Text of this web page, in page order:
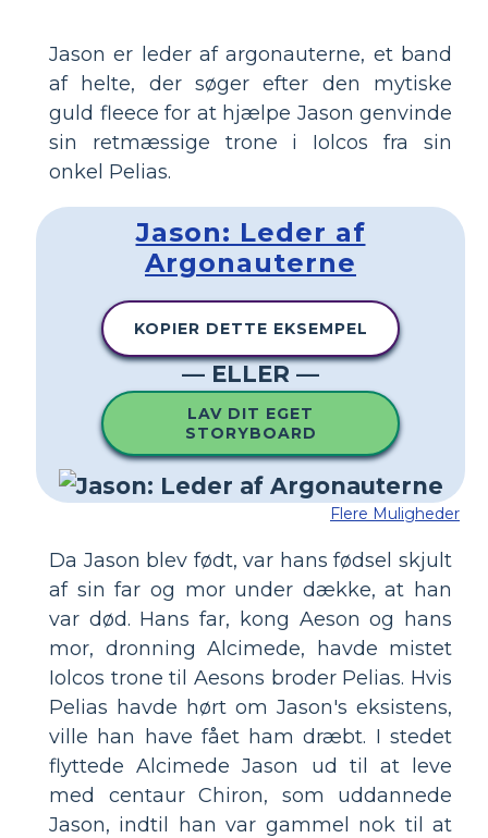
Jason er leder af argonauterne, et band
af helte, der søger efter den mytiske
guld fleece for at hjælpe Jason genvinde
sin retmæssige trone i Iolcos fra sin
onkel Pelias.
Jason: Leder af
Argonauterne
KOPIER DETTE EKSEMPEL
— ELLER —
LAV DIT EGET
STORYBOARD
Flere Muligheder
Da Jason blev født, var hans fødsel skjult
af sin far og mor under dække, at han
var død. Hans far, kong Aeson og hans
mor, dronning Alcimede, havde mistet
Iolcos trone til Aesons broder Pelias. Hvis
Pelias havde hørt om Jason's eksistens,
ville han have fået ham dræbt. I stedet
flyttede Alcimede Jason ud til at leve
med centaur Chiron, som uddannede
Jason, indtil han var gammel nok til at